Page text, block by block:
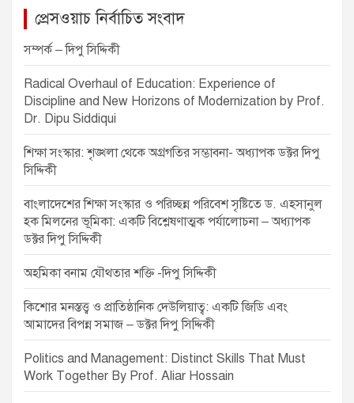
প্রেসওয়াচ নির্বাচিত সংবাদ
সম্পর্ক – দিপু সিদ্দিকী
Radical Overhaul of Education: Experience of
Discipline and New Horizons of Modernization by Prof.
Dr. Dipu Siddiqui
শিক্ষা সংস্কার: শৃঙ্খলা থেকে অগ্রগতির সম্ভাবনা- অধ্যাপক ডক্টর দিপু
সিদ্দিকী
বাংলাদেশের শিক্ষা সংস্কার ও পরিচ্ছন্ন পরিবেশ সৃষ্টিতে ড. এহসানুল
হক মিলনের ভূমিকা: একটি বিশ্লেষণাত্মক পর্যালোচনা – অধ্যাপক
ডক্টর দিপু সিদ্দিকী
অহমিকা বনাম যৌথতার শক্তি -দিপু সিদ্দিকী
কিশোর মনস্তত্ত্ব ও প্রাতিষ্ঠানিক দেউলিয়াত্ব: একটি জিডি এবং
আমাদের বিপন্ন সমাজ – ডক্টর দিপু সিদ্দিকী
Politics and Management: Distinct Skills That Must
Work Together By Prof. Aliar Hossain